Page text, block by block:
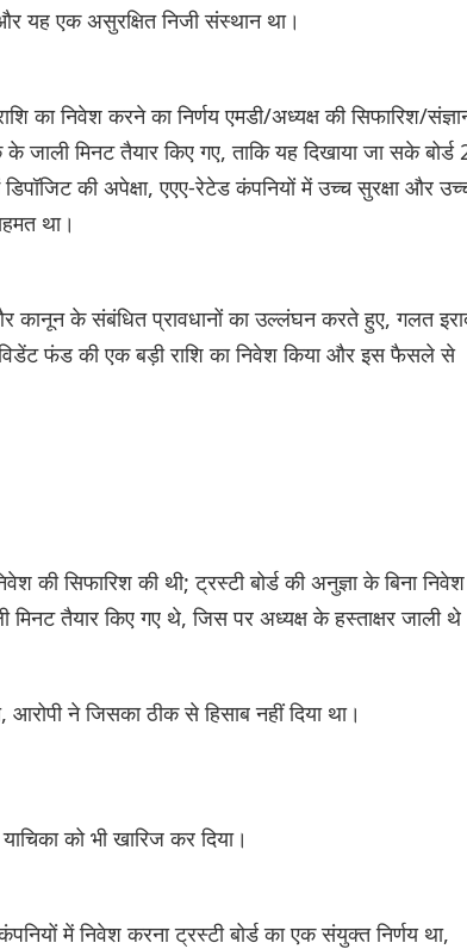
यह एक असुरक्षित निजी संस्थान था।
का निवेश करने का निर्णय एमडी/अध्यक्ष की सिफारिश/
जाली मिनट तैयार किए गए, ताकि यह दिखाया जा सके बोर्ड
की अपेक्षा, एएए-रेटेड कंपनियों में उच्च सुरक्षा और
था।
के संबंधित प्रावधानों का उल्लंघन करते हुए, गलत
फंड की एक बड़ी राशि का निवेश किया और इस फैसले से
की सिफारिश की थी; ट्रस्टी बोर्ड की अनुज्ञा के बिना निवेश
तैयार किए गए थे, जिस पर अध्यक्ष के हस्ताक्षर जाली
ने जिसका ठीक से हिसाब नहीं दिया था।
को भी खारिज कर दिया।
में निवेश करना ट्रस्टी बोर्ड का एक संयुक्त निर्णय था,